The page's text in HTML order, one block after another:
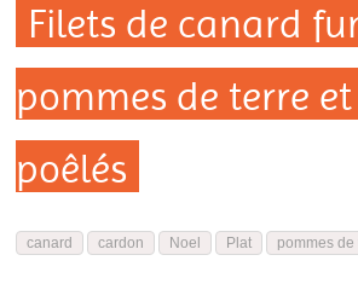
Filets de canard
pommes de terre
poêlés
canard cardon Noel Plat pommes de